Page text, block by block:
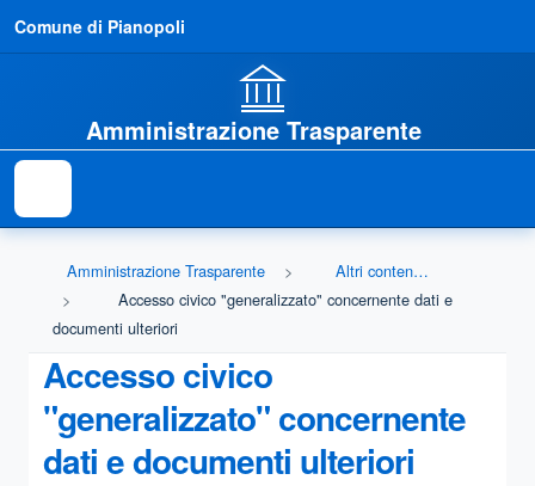
Comune di Pianopoli
Amministrazione Trasparente
Amministrazione Trasparente
Altri contenuti - Accesso civico
Accesso civico "generalizzato" concernente dati e
documenti ulteriori
Accesso civico
"generalizzato" concernente
dati e documenti ulteriori